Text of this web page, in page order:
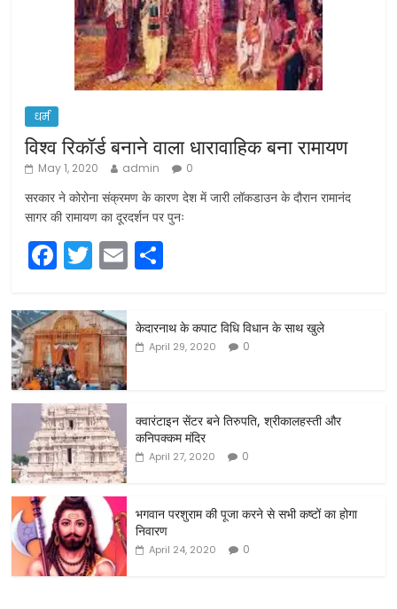
धर्म
विश्व रिकॉर्ड बनाने वाला धारावाहिक बना रामायण
May 1, 2020 admin 0
सरकार ने कोरोना संक्रमण के कारण देश में जारी लॉकडाउन के दौरान रामानंद
सागर की रामायण का दूरदर्शन पर पुनः
F
a
c
e
b
o
o
k
T
w
itt
er
E
m
ai ar
e
केदारनाथ के कपाट विधि विधान के साथ खुले
April 29, 2020 0
क्वारंटाइन सेंटर बने तिरुपति, श्रीकालहस्ती और
कनिपक्कम मंदिर
April 27, 2020 0
भगवान परशुराम की पूजा करने से सभी कष्टों का होगा
निवारण
April 24, 2020 0